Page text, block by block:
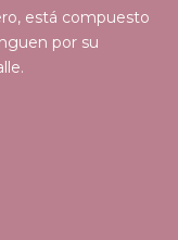
está compuesto
por su